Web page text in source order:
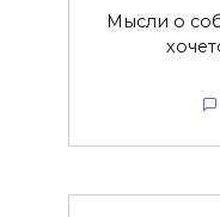
Мысли о